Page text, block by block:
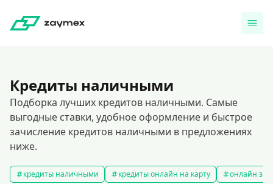
Кредиты наличными
Подборка лучших кредитов наличными. Самые
выгодные ставки, удобное оформление и быстрое
зачисление кредитов наличными в предложениях
ниже.
кредиты наличными кредиты онлайн на карту онлайн